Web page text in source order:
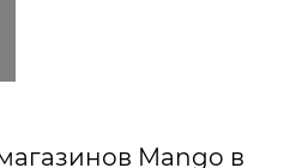
Mango в